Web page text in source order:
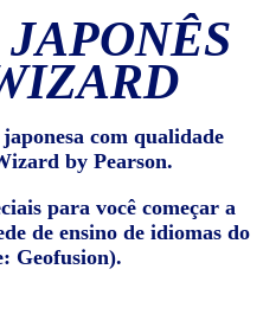
com qualidade
by Pearson.
para você começar a
de ensino de idiomas do
Geofusion).